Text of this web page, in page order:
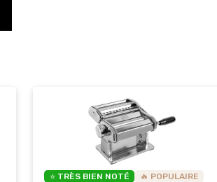
⭐ TRÈS BIEN NOTÉ 🔥 POPULAIRE